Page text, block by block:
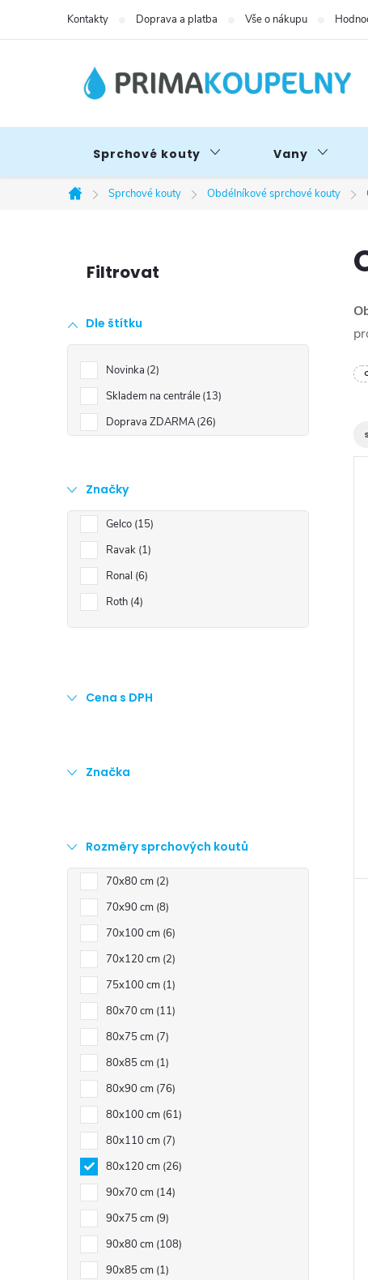
Kontakty Doprava a platba Vše o nákupu
Sprchové kouty Vany
Domů
Sprchové kouty Obdélníkové sprchové kouty
s
r
n
n
p
n
l
Dle štítku
Novinka 2
Skladem na centrále 13
Doprava ZDARMA 26
Značky
Gelco 15
Ravak 1
Ronal 6
Roth 4
Cena s DPH
Značka
Rozměry sprchových koutů
70x80 cm 2
70x90 cm 8
70x100 cm 6
70x120 cm 2
75x100 cm 1
80x70 cm 11
80x75 cm 7
80x85 cm 1
80x90 cm 76
80x100 cm 61
80x110 cm 7
80x120 cm 26
90x70 cm 14
90x75 cm 9
90x80 cm 108
90x85 cm 1